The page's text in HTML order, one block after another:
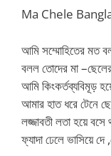
Ma Chele Bangla
আমি সম্মোহিতের মত
বলল তোদের মা
আমি কিংকর্তব্যবিমূড়
আমার হাত ধরে টেনে
লজ্জাবতী লতা হয়ে
ফ্যাদা ঢেলে ভাসিয়ে